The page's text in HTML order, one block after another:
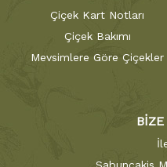
Çiçek Kart Notları
Çiçek Bakımı
Mevsimlere Göre Çiçekler